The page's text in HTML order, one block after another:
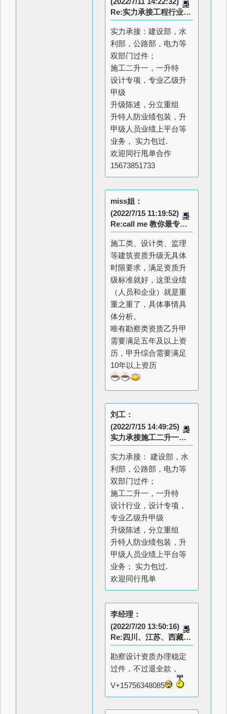
Re:实力承接工程行业设计专业资质15673851733
实力承接：建设部，水
利部，公路部，电力等
双部门过件；
施工二升一，一升特
设计专项，专业乙级升
甲级
升级陈述，分立重组
升特人防业绩包装，升
甲级人员业绩上平台等
业务， 实力包过.
欢迎同行甩单合作
15673851733
miss姐：
(2022/7/15 11:19:52)
Re:call me 教你最专业的办理流程
施工类、设计类、监理
等建筑资质升级无具体
时限要求，满足资质升
级标准就好，这里业绩
（人员和企业）就是重
重之重了，具体事情具
体分析。
唯有勘察类资质乙升甲
需要满足五年及以上资
历，甲升综合需要满足
10年以上资历
刘工：
(2022/7/15 14:49:25)
实力承接施工二升一设计行业乙升甲15673851733
实力承接： 建设部，水
利部，公路部，电力等
双部门过件；
施工二升一，一升特
设计行业，设计专项，
专业乙级升甲级
升级陈述，分立重组
升特人防业绩包装，升
甲级人员业绩上平台等
业务； 实力包过.
欢迎同行甩单
李经理：
(2022/7/20 13:50:16)
Re:四川、江苏、西藏等地，勘察设计资质办理稳定过件
勘察设计资质办理稳定
过件，不过退全款，
V+15756348085